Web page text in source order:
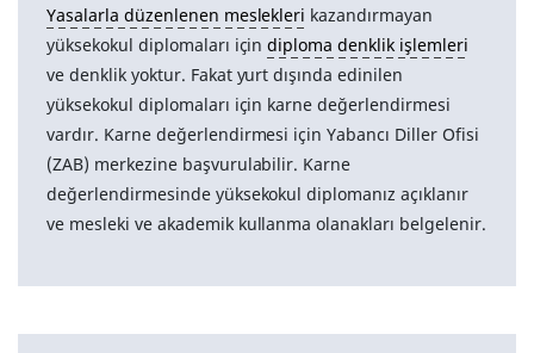
Yasalarla düzenlenen meslekleri kazandırmayan
yüksekokul diplomaları içindiploma denklik işlemleri
ve denklik yoktur. Fakat yurt dışında edinilen
yüksekokul diplomaları için karne değerlendirmesi
vardır. Karne değerlendirmesi için Yabancı Diller Ofisi
(ZAB) merkezine başvurulabilir. Karne
değerlendirmesinde yüksekokul diplomanız açıklanır
ve mesleki ve akademik kullanma olanakları belgelenir.